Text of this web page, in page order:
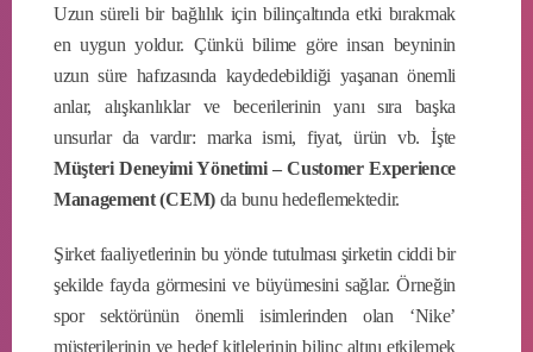
Uzun süreli bir bağlılık için bilinçaltında etki bırakmak
en uygun yoldur. Çünkü bilime göre insan beyninin
uzun süre hafızasında kaydedebildiği yaşanan önemli
anlar, alışkanlıklar ve becerilerinin yanı sıra başka
unsurlar da vardır: marka ismi, fiyat, ürün vb. İşte
Müşteri Deneyimi Yönetimi – Customer Experience
Management (CEM)da bunu hedeflemektedir.
Şirket faaliyetlerinin bu yönde tutulması şirketin ciddi bir
şekilde fayda görmesini ve büyümesini sağlar. Örneğin
spor sektörünün önemli isimlerinden olan ‘Nike’
müşterilerinin ve hedef kitlelerinin bilinç altını etkilemek